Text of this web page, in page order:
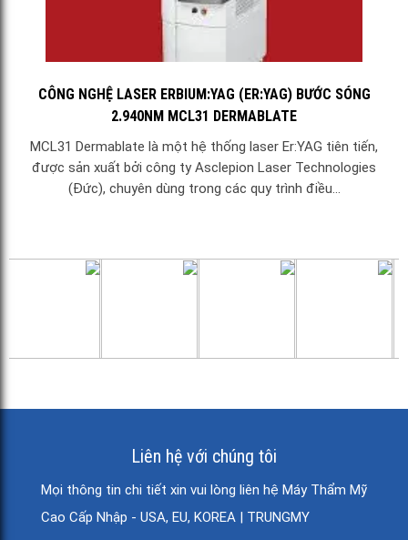
CÔNG NGHỆ LASER ERBIUM:YAG (ER:YAG) BƯỚC SÓNG
2.940NM MCL31 DERMABLATE
MCL31 Dermablate là một hệ thống laser Er:YAG tiên tiến,
được sản xuất bởi công ty Asclepion Laser Technologies
(Đức), chuyên dùng trong các quy trình điều...
Liên hệ với chúng tôi
Mọi thông tin chi tiết xin vui lòng liên hệ Máy Thẩm Mỹ
Cao Cấp Nhập - USA, EU, KOREA | TRUNGMY